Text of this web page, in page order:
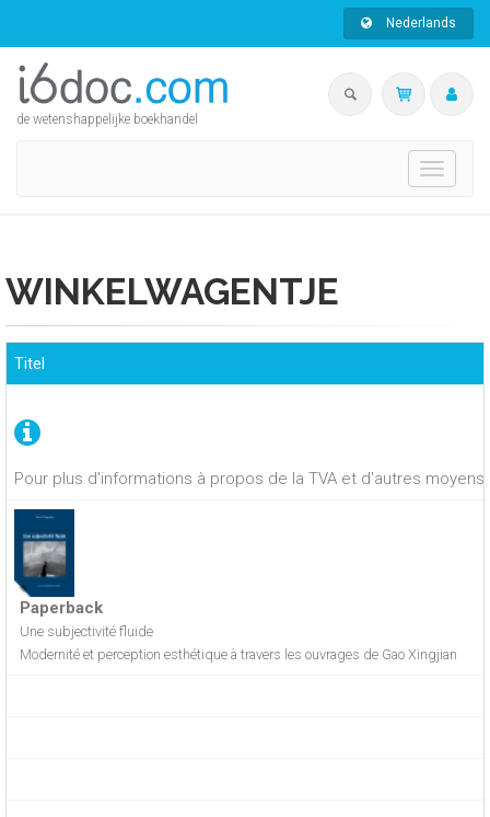
Nederlands
de wetenshappelijke boekhandel
Toggle
WINKELWAGENTJE
Pour plus d'informations à propos de la TVA et d'autres
Titel
Paperback
Une subjectivité fluide
Modernité et perception esthétique à travers les ouvrages de Gao Xingjian